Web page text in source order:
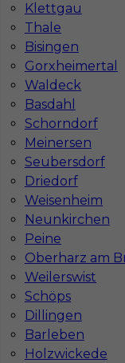
Klettgau
Thale
Bisingen
Gorxheimertal
Waldeck
Basdahl
Schorndorf
Meinersen
Seubersdorf
Driedorf
Weisenheim
Neunkirchen
Peine
Oberharz am
Weilerswist
Schöps
Dillingen
Barleben
Holzwickede
Płytkarz
Kategoria Prace
Płytkarz
Lokalizacja
Wymagane języki
Stawka 15 - 17 € / h
Płytkarz /